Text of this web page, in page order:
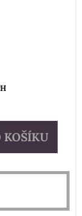
KOŠÍKU